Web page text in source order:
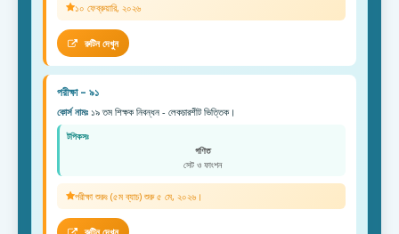
১০ ফেব্রুয়ারি, ২০২৬
রুটিন দেখুন
পরীক্ষা – ৯১
কোর্স নামঃ ১৯ তম শিক্ষক নিবন্ধন - লেকচারশীট ভিত্তিক।
টপিকসঃ
গণিত
সেট ও ফাংশন
পরীক্ষা শুরুঃ (৫ম ব্যাচ) শুরু ৫ মে, ২০২৬।